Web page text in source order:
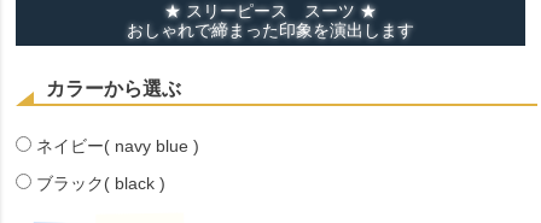
★ スリーピース スーツ ★
おしゃれで締まった印象を演出します
カラーから選ぶ
ネイビー( navy blue )
ブラック( black )